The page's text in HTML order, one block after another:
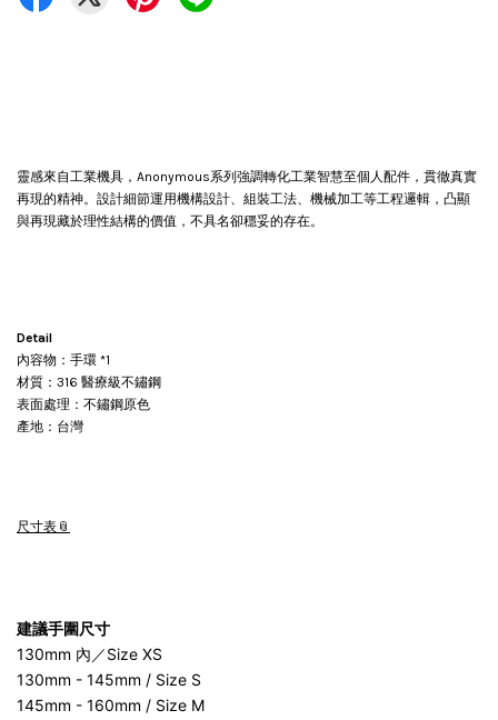
靈感來自工業機具，Anonymous系列強調轉化工業智慧至個人配件，貫徹真實
再現的精神。設計細節運用機構設計、組裝工法、機械加工等工程邏輯，凸顯
與再現藏於理性結構的價值，不具名卻穩妥的存在。
Detail
內容物：手環 *1
材質：316 醫療級不鏽鋼
表面處理：不鏽鋼原色
產地：台灣
尺寸表
建議手圍尺寸
130mm 內／Size XS
130mm - 145mm / Size S
145mm - 160mm / Size M